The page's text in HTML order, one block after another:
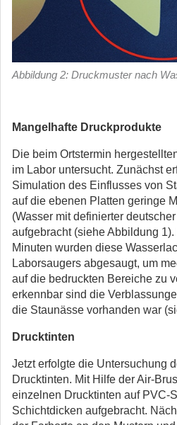
Abbildung 2: Druckmuster nach
Mangelhafte Druckprodukte
Die beim Ortstermin
im Labor untersucht. Zunächst
Simulation des Einflusses von
auf die ebenen Platten geringe
(Wasser mit definierter
aufgebracht (siehe Abbildung
Minuten wurden diese
Laborsaugers abgesaugt, um
auf die bedruckten Bereiche zu
erkennbar sind die
die Staunässe vorhanden war
Drucktinten
Jetzt erfolgte die Untersu­chung
Drucktinten. Mit Hilfe der Air-
einzelnen Drucktinten auf PVC-
Schichtdicken aufgebracht.